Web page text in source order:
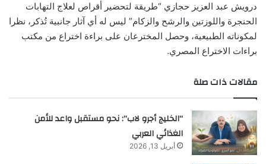
درويش عبد العزيز حجازي “طريقة لتحضير أقراص لعلاج التهابات
الحنجرة واللوزتين والرشح والزكام” ليس له أي آثار جانبية تُذكر، نظرا
لمكوناته الطبيعية، وحصل المخترعان على براءة اختراع من مكتب
براءات الاختراع المصري.
مقالات ذات صلة
“الخليج أجرو لاب”: نحو مستقبل واعد للأمن
الغذائي العربي
أبريل 13, 2026